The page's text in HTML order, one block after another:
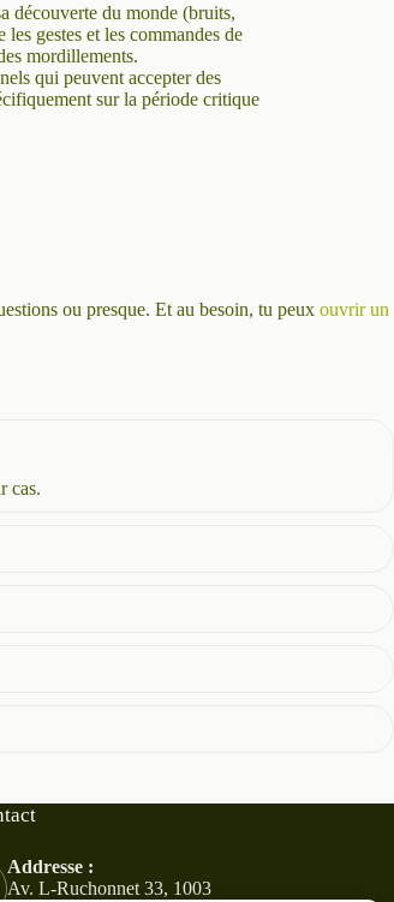
découverte du monde (bruits,
gestes et les commandes de
mordillements.
qui peuvent accepter des
sur la période critique
ou presque. Et au besoin, tu peux ouvrir un
cas.
Addresse :
Av. L-Ruchonnet 33, 1003